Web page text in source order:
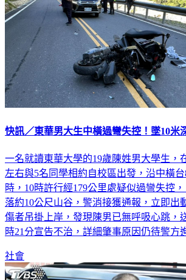
快訊／東華男大生中橫過彎失控！墜10
一名就讀東華大學的19歲陳姓男大學生，
左右與5名同學相約自校區出發，沿中橫
時，10時許行經179公里處疑似過彎失控
落約10公尺山谷，警消接獲通報，立即出
傷者吊掛上岸，發現陳男已無呼吸心跳，
時21分宣告不治，詳細肇事原因仍待警方
社會